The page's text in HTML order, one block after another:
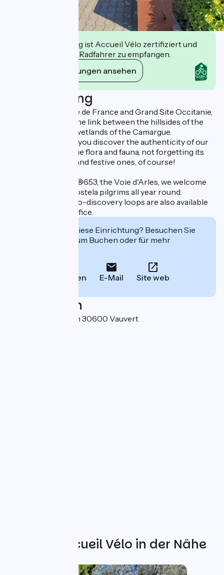
Diese Einrichtung ist Accueil Vélo zertifiziert und
verpflichtet sich, Radfahrer zu empfangen.
Ihre Verpflichtungen ansehen
Beschreibung
Labelled Grand Site de France and Grand Site Occitanie,
our destination is the link between the hillsides of the
Costières and the wetlands of the Camargue.
We're here to help you discover the authenticity of our
Camargue, its unique flora and fauna, not forgetting its
unique traditions... and festive ones, of course!
Located on the GR®653, the Voie d'Arles, we welcome
Santiago de Compostela pilgrims all year round.
Voie verte and cyclo-discovery loops are also available
from the Tourist Office.
Interessiert Sie diese Einrichtung? Besuchen Sie
deren Website zum Buchen oder für mehr
Anrufen E-Mail Site web
Localisation
Place Ernest Renan 30600 Vauvert
Weitere Accueil Vélo in der Nähe